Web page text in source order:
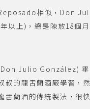
相似，Don
以上)，總是陳放18個月
Julio González) 畢
叔的龍舌蘭酒廠學習，
舌蘭酒的傳統製法，很